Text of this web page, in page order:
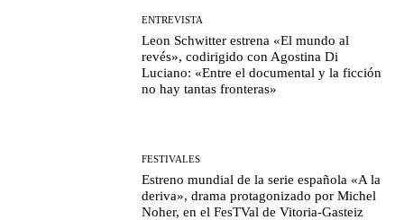
ENTREVISTA
Leon Schwitter estrena «El mundo al
revés», codirigido con Agostina Di
Luciano: «Entre el documental y la ficción
no hay tantas fronteras»
FESTIVALES
Estreno mundial de la serie española «A la
deriva», drama protagonizado por Michel
Noher, en el FesTVal de Vitoria-Gasteiz